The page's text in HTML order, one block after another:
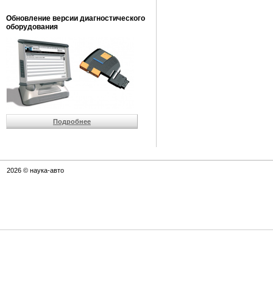
Обновление версии диагностического
оборудования
Подробнее
2026 © наука-авто